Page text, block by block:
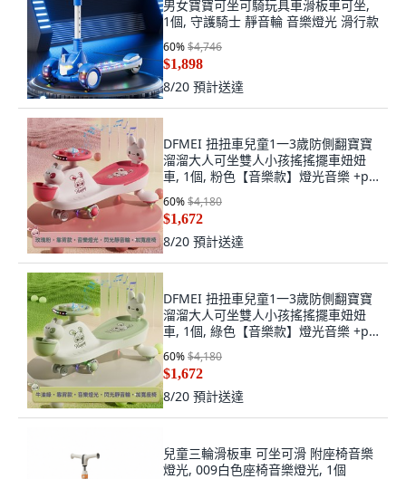
男女寶寶可坐可騎玩具車滑板車可坐,
1個, 守護騎士 靜音輪 音樂燈光 滑行款
60%$4,746
$1,898
8/20 預計送達
DFMEI 扭扭車兒童1一3歲防側翻寶寶
溜溜大人可坐雙人小孩搖搖擺車妞妞
車, 1個, 粉色【音樂款】燈光音樂 +pu
閃光靜音輪
60%$4,180
$1,672
8/20 預計送達
DFMEI 扭扭車兒童1一3歲防側翻寶寶
溜溜大人可坐雙人小孩搖搖擺車妞妞
車, 1個, 綠色【音樂款】燈光音樂 +pu
閃光靜音輪
60%$4,180
$1,672
8/20 預計送達
兒童三輪滑板車 可坐可滑 附座椅音樂
燈光, 009白色座椅音樂燈光, 1個